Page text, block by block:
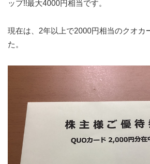
ップ!!最大4000円相当です。
現在は、2年以上で2000円相当のクオカ
た。